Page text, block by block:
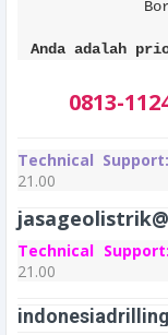
Anda adalah
0813-
Technical Support:
21.00
Technical Support:
21.00